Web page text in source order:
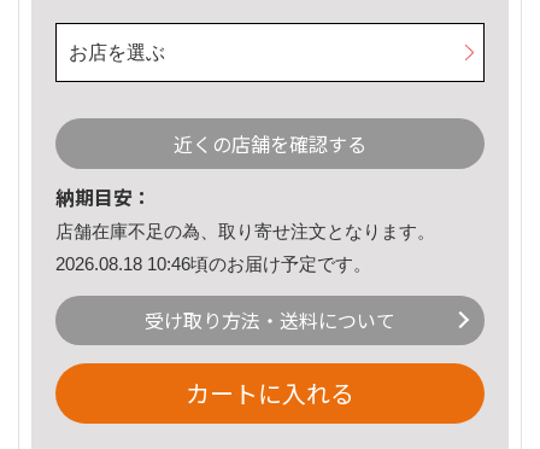
お店を選ぶ
近くの店舗を確認する
納期目安：
店舗在庫不足の為、取り寄せ注文となります。
2026.08.18 10:46頃のお届け予定です。
受け取り方法・送料について
カートに入れる